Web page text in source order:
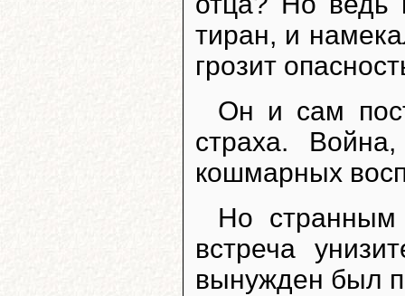
тиран, и
грозит
Он и сам
страха.
кошмарных
Но странным
встреча
вынужден был